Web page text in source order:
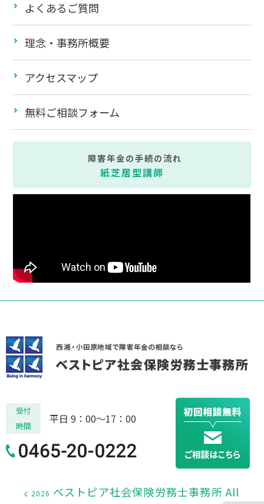
よくあるご質問
理念・事務所概要
アクセスマップ
無料ご相談フォーム
障害年金の手続の流れ
紙芝居型講師
受付
時間
平日 9：00～17：00
c 2026 ベストピア社会保険労務士事務所 All